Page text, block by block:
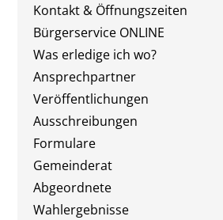
Kontakt & Öffnungszeiten
Bürgerservice ONLINE
Was erledige ich wo?
Ansprechpartner
Veröffentlichungen
Ausschreibungen
Formulare
Gemeinderat
Abgeordnete
Wahlergebnisse